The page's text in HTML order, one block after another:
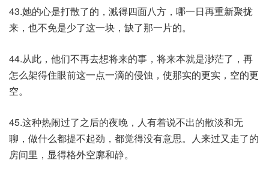
43.她的心是打散了的，溅得四面八方，哪一日再重新聚拢
来，也不免是少了这一块，缺了那一片的。
44.从此，他们不再去想将来的事，将来本就是渺茫了，再
怎么架得住眼前这一点一滴的侵蚀，使那实的更实，空的更
空。
45.这种热闹过了之后的夜晚，人有着说不出的散淡和无
聊，做什么都提不起劲，都觉得没有意思。人来过又走了的
房间里，显得格外空廓和静。